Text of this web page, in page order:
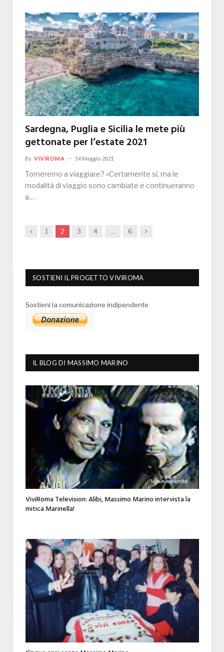
Sardegna, Puglia e Sicilia le mete più
gettonate per l’estate 2021
By VIVIROMA 14 Maggio 2021
Torneremo a viaggiare? «Certamente sì, ma le
modalità di viaggio sono cambiate e continueranno
a…
Previous
1 2 3 4 … 6 Next
SOSTIENI IL PROGETTO VIVIROMA
Sostieni la comunicazione indipendente
IL BLOG DI MASSIMO MARINO
ViviRoma Television: Alibi, Massimo Marino intervista la
mitica Marinella!